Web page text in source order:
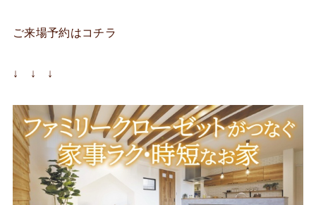
ご来場予約はコチラ
↓ ↓ ↓